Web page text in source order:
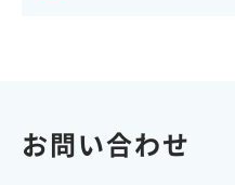
お問い合わせ